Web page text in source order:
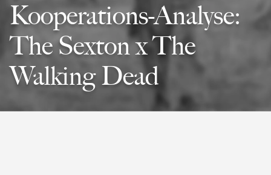
Kooperations-Analyse:
The Sexton x The
Walking Dead